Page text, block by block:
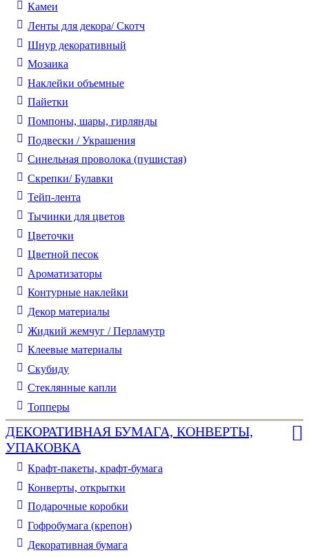
Камеи
Ленты для декора/ Скотч
Шнур декоративный
Мозаика
Наклейки объемные
Пайетки
Помпоны, шары, гирлянды
Подвески / Украшения
Синельная проволока (пушистая)
Скрепки/ Булавки
Тейп-лента
Тычинки для цветов
Цветочки
Цветной песок
Ароматизаторы
Контурные наклейки
Декор материалы
Жидкий жемчуг / Перламутр
Клеевые материалы
Скубиду
Стеклянные капли
Топперы
ДЕКОРАТИВНАЯ БУМАГА, КОНВЕРТЫ,
УПАКОВКА
Крафт-пакеты, крафт-бумага
Конверты, открытки
Подарочные коробки
Гофробумага (крепон)
Декоративная бумага